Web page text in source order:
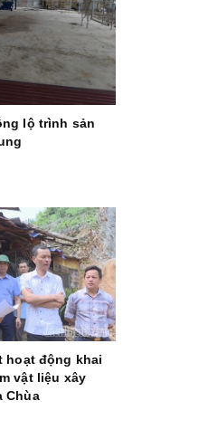
lộ trình sản
hoạt động khai
vật liệu xây
Chùa